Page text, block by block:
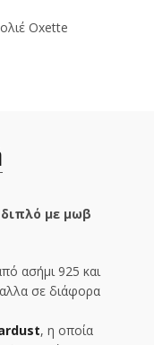
Oxette
με μωβ
ασήμι 925 και
σε διάφορα
, η οποία